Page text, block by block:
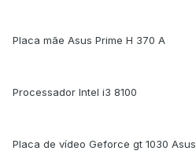
Placa mãe Asus Prime H 370 A
Processador Intel i3 8100
Placa de vídeo Geforce gt 1030 Asus